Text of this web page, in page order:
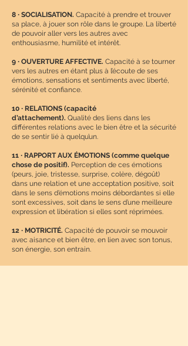
8 ∙ SOCIALISATION. Capacité à prendre et trouver
sa place, à jouer son rôle dans le groupe. La liberté
de pouvoir aller vers les autres avec
enthousiasme, humilité et intérêt.
9 ∙ OUVERTURE AFFECTIVE. Capacité à se tourner
vers les autres en étant plus à l’écoute de ses
émotions, sensations et sentiments avec liberté,
sérénité et confiance.
10 ∙ RELATIONS (capacité
d’attachement). Qualité des liens dans les
différentes relations avec le bien être et la sécurité
de se sentir lié à quelqu’un.
11 ∙ RAPPORT AUX ÉMOTIONS (comme quelque
chose de positif). Perception de ces émotions
(peurs, joie, tristesse, surprise, colère, dégoût)
dans une relation et une acceptation positive, soit
dans le sens d’émotions moins débordantes si elle
sont excessives, soit dans le sens d’une meilleure
expression et libération si elles sont réprimées.
12 ∙ MOTRICITÉ. Capacité de pouvoir se mouvoir
avec aisance et bien être, en lien avec son tonus,
son énergie, son entrain.